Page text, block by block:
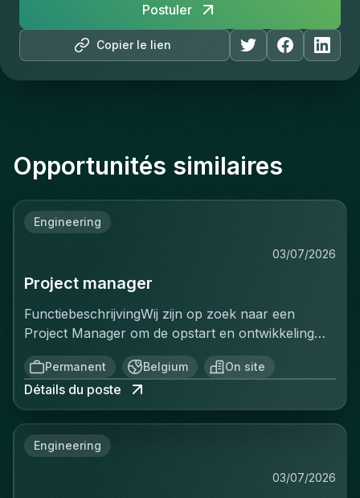
Copier le lien
Postuler
Opportunités similaires
Engineering
03/07/2026
Project manager
FunctiebeschrijvingWij zijn op zoek naar een
Project Manager om de opstart en ontwikkeling
van een volledig nieuwe productielijn voor
ventilatiekanalen te leiden. Je bent
verantwoordelijk voor de volledige uitrol van dit
strategische project, van de opstartfase tot het
klantencontracten.Belangrijkste
van de productielijn aansturenCommerciële
Permanent Belgium On site
Détails du poste
Engineering
03/07/2026